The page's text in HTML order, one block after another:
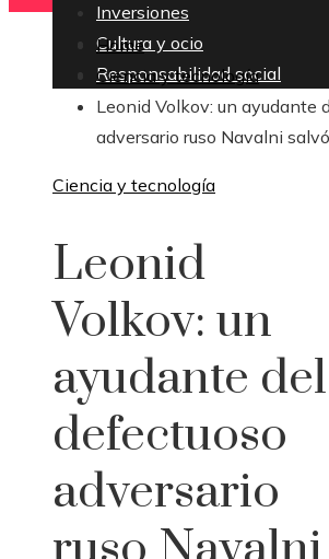
Inversiones
Cultura y ocio
Responsabilidad social
Home
Ciencia y tecnología
Leonid Volkov: un ayudante
adversario ruso Navalni
Ciencia y tecnología
Leonid
Volkov: un
ayudante del
defectuoso
adversario